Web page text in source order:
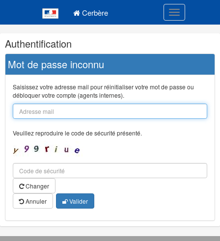
Cerbère Toggle
Navigation
et
outils
annexes
Authentification
Mot de passe inconnu
Saisissez votre adresse mail pour réinitialiser votre mot de passe ou
débloquer votre compte (agents internes).
Veuillez reproduire le code de sécurité présenté.
Changer
Annuler
Valider